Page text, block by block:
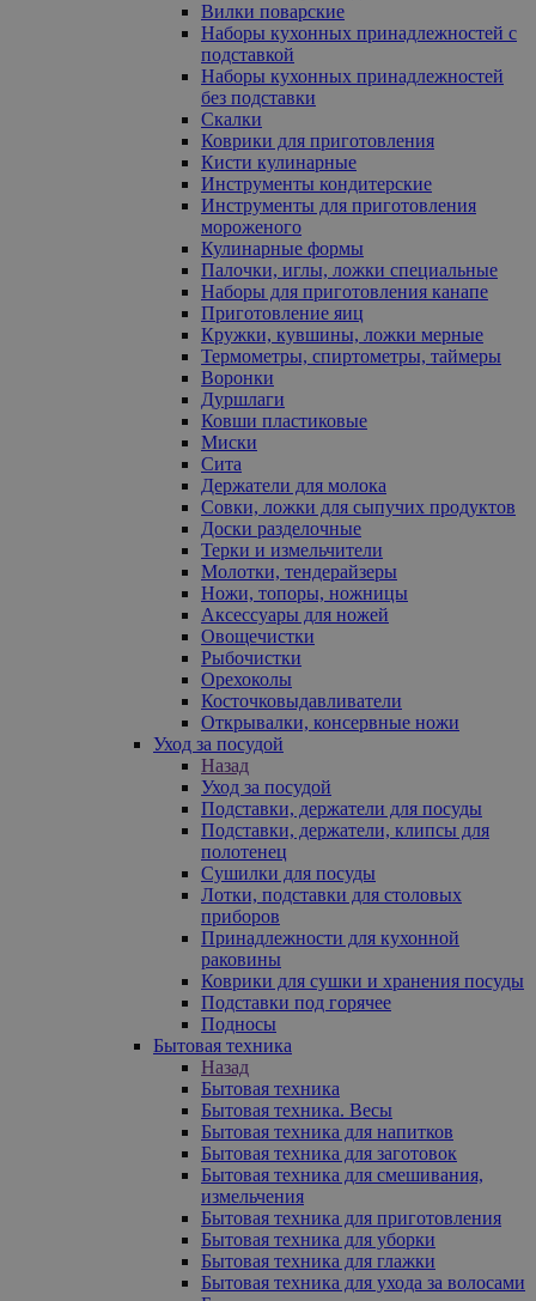
Вилки поварские
Наборы кухонных принадлежностей с
подставкой
Наборы кухонных принадлежностей
без подставки
Скалки
Коврики для приготовления
Кисти кулинарные
Инструменты кондитерские
Инструменты для приготовления
мороженого
Кулинарные формы
Палочки, иглы, ложки специальные
Наборы для приготовления канапе
Приготовление яиц
Кружки, кувшины, ложки мерные
Термометры, спиртометры, таймеры
Воронки
Дуршлаги
Ковши пластиковые
Миски
Сита
Держатели для молока
Совки, ложки для сыпучих продуктов
Доски разделочные
Терки и измельчители
Молотки, тендерайзеры
Ножи, топоры, ножницы
Аксессуары для ножей
Овощечистки
Рыбочистки
Орехоколы
Косточковыдавливатели
Открывалки, консервные ножи
Уход за посудой
Назад
Уход за посудой
Подставки, держатели для посуды
Подставки, держатели, клипсы для
полотенец
Сушилки для посуды
Лотки, подставки для столовых
приборов
Принадлежности для кухонной
раковины
Коврики для сушки и хранения посуды
Подставки под горячее
Подносы
Бытовая техника
Назад
Бытовая техника
Бытовая техника. Весы
Бытовая техника для напитков
Бытовая техника для заготовок
Бытовая техника для смешивания,
измельчения
Бытовая техника для приготовления
Бытовая техника для уборки
Бытовая техника для глажки
Бытовая техника для ухода за волосами